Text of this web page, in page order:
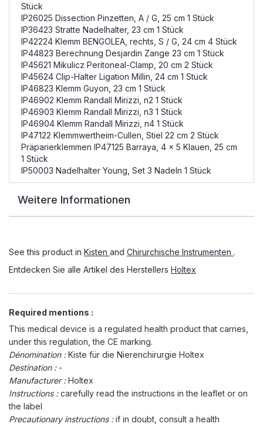
Stück
IP26025 Dissection Pinzetten, A / G, 25 cm 1 Stück
IP36423 Stratte Nadelhalter, 23 cm 1 Stück
IP42224 Klemm BENGOLEA, rechts, S / G, 24 cm 4 Stück
IP44823 Berechnung Desjardin Zange 23 cm 1 Stück
IP45621 Mikulicz Peritoneal-Clamp, 20 cm 2 Stück
IP45624 Clip-Halter Ligation Millin, 24 cm 1 Stück
IP46823 Klemm Guyon, 23 cm 1 Stück
IP46902 Klemm Randall Mirizzi, n2 1 Stück
IP46903 Klemm Randall Mirizzi, n3 1 Stück
IP46904 Klemm Randall Mirizzi, n4 1 Stück
IP47122 Klemmwertheim-Cullen, Stiel 22 cm 2 Stück
Präparierklemmen IP47125 Barraya, 4 x 5 Klauen, 25 cm
1 Stück
IP50003 Nadelhalter Young, Set 3 Nadeln 1 Stück
Weitere Informationen
See this product in Kisten and Chirurchische Instrumenten .
Entdecken Sie alle Artikel des Herstellers Holtex
Required mentions :
This medical device is a regulated health product that carries,
under this regulation, the CE marking.
Dénomination :Kiste für die Nierenchirurgie Holtex
Destination : -
Manufacturer :Holtex
Instructions :carefully read the instructions in the leaflet or on
the label
Precautionary instructions :if in doubt, consult a health